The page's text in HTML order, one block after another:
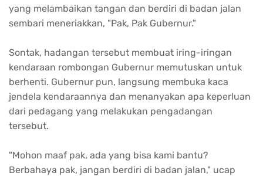
yang melambaikan tangan dan berdiri di badan jalan
sembari meneriakkan, "Pak, Pak Gubernur."
Sontak, hadangan tersebut membuat iring-iringan
kendaraan rombongan Gubernur memutuskan untuk
berhenti. Gubernur pun, langsung membuka kaca
jendela kendaraannya dan menanyakan apa keperluan
dari pedagang yang melakukan pengadangan
tersebut.
"Mohon maaf pak, ada yang bisa kami bantu?
Berbahaya pak, jangan berdiri di badan jalan," ucap